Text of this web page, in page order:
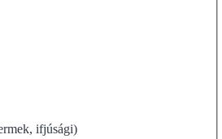
ifjúsági)